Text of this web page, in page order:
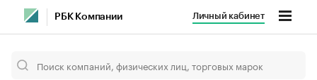
РБК Компании Личный кабинет